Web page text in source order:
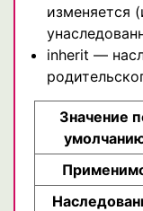
изменяется
inherit —
Значение